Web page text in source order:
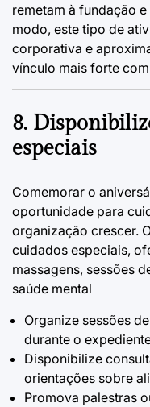
remetam à fundação
modo, este tipo de
corporativa e
vínculo mais forte
8.
especiais
Comemorar o
oportunidade para
organização crescer.
cuidados especiais,
massagens, sessões
saúde mental
Organize sessões
durante o
Disponibilize
orientações sobre
Promova palestras